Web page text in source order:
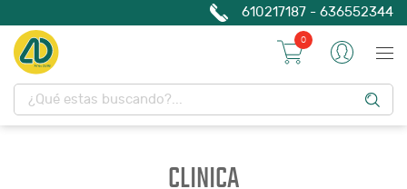
610217187 - 636552344
0
CLINICA